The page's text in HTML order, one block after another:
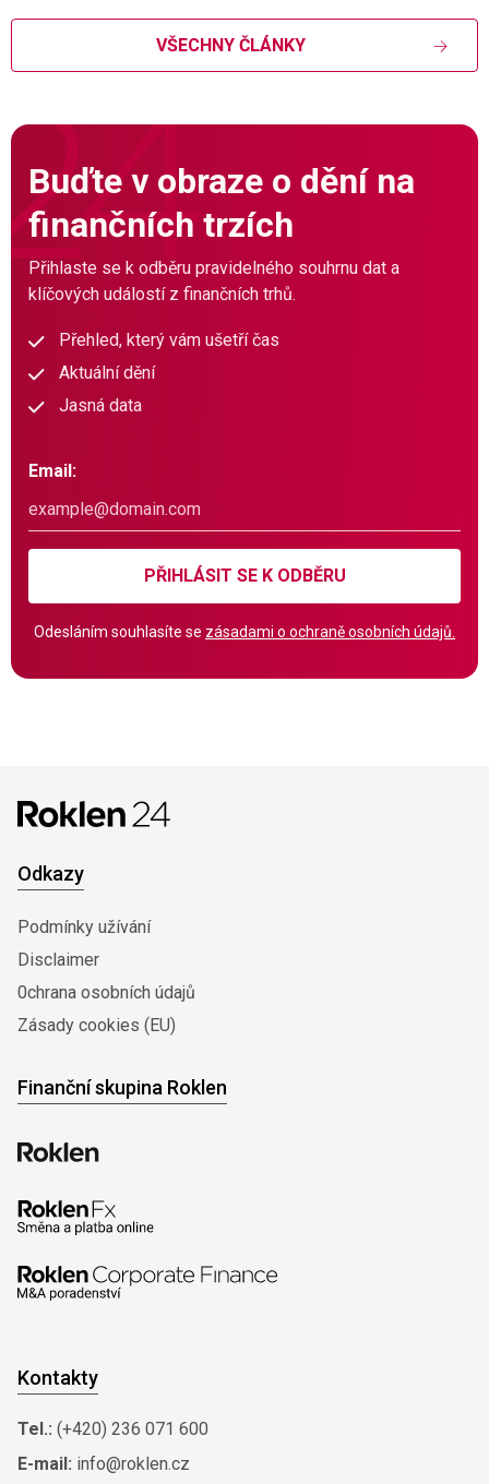
VŠECHNY ČLÁNKY
Buďte v obraze o dění na
finančních trzích
Přihlaste se k odběru pravidelného souhrnu dat a
klíčových událostí z finančních trhů.
Přehled, který vám ušetří čas
Aktuální dění
Jasná data
Email:
PŘIHLÁSIT SE K ODBĚRU
Odesláním souhlasíte se zásadami o ochraně osobních údajů.
Odkazy
Podmínky užívání
Disclaimer
0chrana osobních údajů
Zásady cookies (EU)
Finanční skupina Roklen
Kontakty
Tel.: (+420) 236 071 600
E-mail: info@roklen.cz